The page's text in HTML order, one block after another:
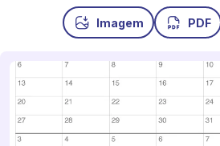
Imagem PDF